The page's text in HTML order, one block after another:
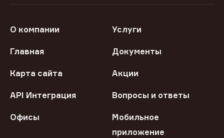
О компании Услуги
Главная Документы
Карта сайта Акции
API Интеграция Вопросы и ответы
Офисы
Мобильное
приложение